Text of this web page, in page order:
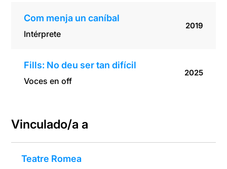
Com menja un caníbal
Intérprete
2019
Fills: No deu ser tan difícil
Voces en off
2025
Vinculado/a a
Teatre Romea